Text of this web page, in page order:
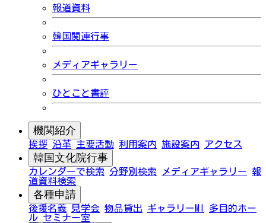
報道資料
韓国関連行事
メディアギャラリー
ひとこと書評
機関紹介
挨拶 沿革 主要活動 利用案内 施設案内 アクセス
韓国文化院行事
カレンダーで検索 分野別検索 メディアギャラリー 報
道資料検索
各種申請
後援名義 見学会 物品貸出 ギャラリーMI
多目的ホー
ル セミナー室